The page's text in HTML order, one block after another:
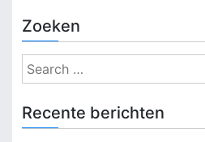
Zoeken
S
e
a
rRecente berichten